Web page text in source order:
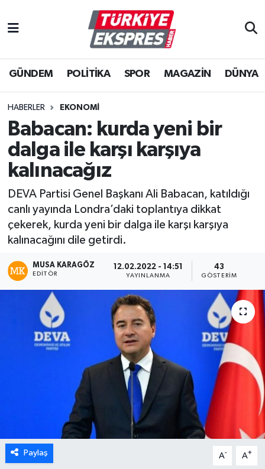
GÜNDEM POLİTİKA SPOR MAGAZİN DÜNYA
HABERLER EKONOMİ
Babacan: kurda yeni bir
dalga ile karşı karşıya
kalınacağız
DEVA Partisi Genel Başkanı Ali Babacan, katıldığı
canlı yayında Londra’daki toplantıya dikkat
çekerek, kurda yeni bir dalga ile karşı karşıya
kalınacağını dile getirdi.
MUSA KARAGÖZ
EDITÖR
12.02.2022 - 14:51
YAYINLANMA
43
GÖSTERIM
Paylaş A- A+
İstanbul Nöbetçi Eczaneler
İstanbul Hava Durumu
İstanbul Namaz Vakitleri
İstanbul Trafik Yoğunluk Haritası
Süper Lig Puan Durumu ve Fikstür
Tüm Manşetler
Son Dakika Haberleri